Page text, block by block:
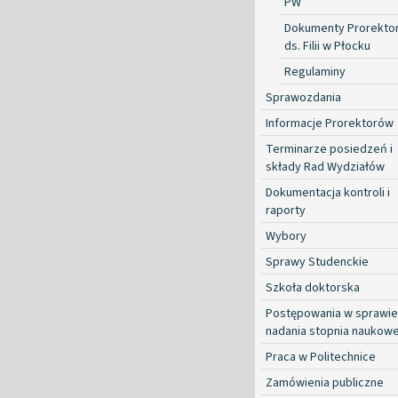
Dokumenty
ds. Filii w Płocku
Regulaminy
Sprawozdania
Informacje Prorektorów
Terminarze posiedzeń i
składy Rad Wydziałów
Dokumentacja kontroli i
raporty
Wybory
Sprawy Studenckie
Szkoła doktorska
Postępowania w sprawie
nadania stopnia
Praca w Politechnice
Zamówienia publiczne